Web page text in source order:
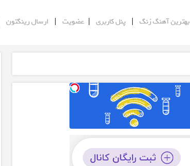
بهترین آهنگ زنگ |پنل کاربری | عضویت | ارسال رینگتون